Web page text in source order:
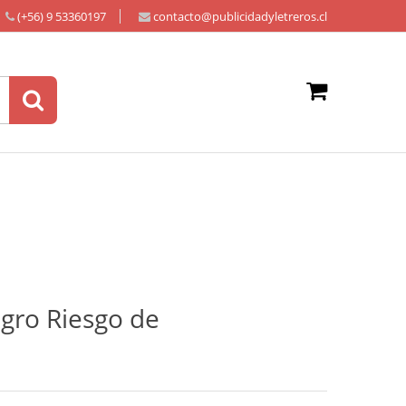
(+56) 9 53360197 contacto@publicidadyletreros.cl
Riesgo de